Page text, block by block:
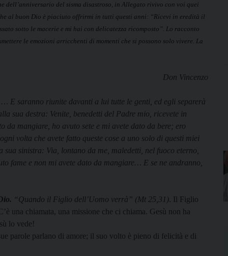
dell’anniversario del sisma disastroso, in Allegato rivivo con voi quei
al buon Dio è piaciuto offrirmi in tutti questi anni: “Ricevi in eredità il
sotto le macerie e mi hai con delicatezza ricomposto”. Lo racconto
le emozioni arricchenti di momenti che si possono solo vivere. La
Don Vincenzo
E saranno riunite davanti a lui tutte le genti, ed egli separerà
destra: Venite, benedetti del Padre mio, ricevete in
mangiare, ho avuto sete e mi avete dato da bere; ero
volta che avete fatto queste cose a uno solo di questi miei
sinistra: Via, lontano da me, maledetti, nel fuoco eterno,
fame e non mi avete dato da mangiare… E se ne andranno,
“Quando il Figlio dell’Uomo verrà” (Mt 25,31) . Il Figlio
una chiamata, una missione che ci chiama. Gesù non ha
lo vede!
parole parlano di amore; il suo volto è pieno di felicità e di